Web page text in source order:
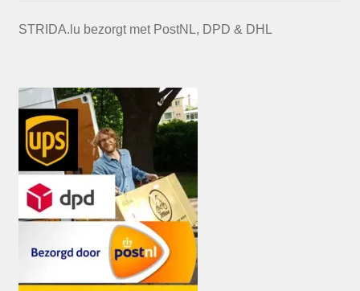
STRIDA.lu bezorgt met PostNL, DPD & DHL